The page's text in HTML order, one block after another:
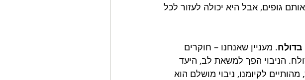
גופים, אבל היא יכולה לעזור לכל
בדולח. מעניין שאנחנו – חוקרים
הניבוי הפך למשאת לב, היעד
לקיומנו, ניבוי מושלם הוא